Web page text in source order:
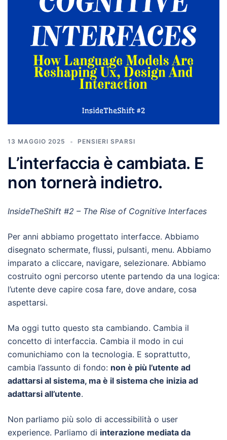
13 MAGGIO 2025 PENSIERI SPARSI
L’interfaccia è cambiata. E
non tornerà indietro.
InsideTheShift #2 – The Rise of Cognitive Interfaces
Per anni abbiamo progettato interfacce. Abbiamo
disegnato schermate, flussi, pulsanti, menu. Abbiamo
imparato a cliccare, navigare, selezionare. Abbiamo
costruito ogni percorso utente partendo da una logica:
l’utente deve capire cosa fare, dove andare, cosa
aspettarsi.
Ma oggi tutto questo sta cambiando. Cambia il
concetto di interfaccia. Cambia il modo in cui
comunichiamo con la tecnologia. E soprattutto,
cambia l’assunto di fondo: non è più l’utente ad
adattarsi al sistema, ma è il sistema che inizia ad
adattarsi all’utente.
Non parliamo più solo di accessibilità o user
experience. Parliamo di interazione mediata da